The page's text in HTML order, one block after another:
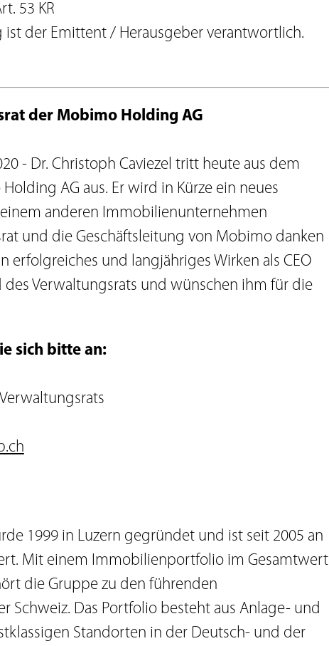
IR-Kontakt
Download Center
53 KR
der Emittent / Herausgeber verantwortlich.
der Mobimo Holding AG
- Dr. Christoph Caviezel tritt heute aus dem
AG aus. Er wird in Kürze ein neues
anderen Immobilienunternehmen
und die Geschäftsleitung von Mobimo danken
erfolgreiches und langjähriges Wirken als CEO
Verwaltungsrats und wünschen ihm für die
sich bitte an:
1999 in Luzern gegründet und ist seit 2005 an
Mit einem Immobilienportfolio im Gesamtwert
die Gruppe zu den führenden
Schweiz. Das Portfolio besteht aus Anlage- und
Standorten in der Deutsch- und der